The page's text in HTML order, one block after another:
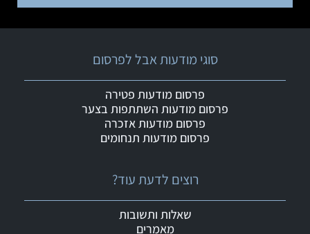
רוצים לדעת עוד?
שאלות ותשובות
מאמרים
סוגי מודעות אבל לפרסום
פרסום מודעות פטירה
פרסום מודעות השתתפות בצער
פרסום מודעות אזכרה
פרסום מודעות תנחומים